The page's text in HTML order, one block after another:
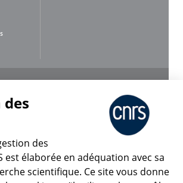
CNRS Le Mag
des
est élaborée en adéquation avec sa
scientifique. Ce site vous donne